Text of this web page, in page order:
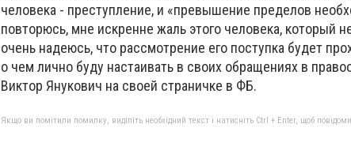
человека - преступление, и «превышение пределов
повторюсь, мне искренне жаль этого человека, который
очень надеюсь, что рассмотрение его поступка будет
о чем лично буду настаивать в своих обращениях в
Виктор Янукович на своей страничке в ФБ.
Якщо ви помітили помилку, виділіть необхідний текст і натисніть Ctrl + Enter, щоб